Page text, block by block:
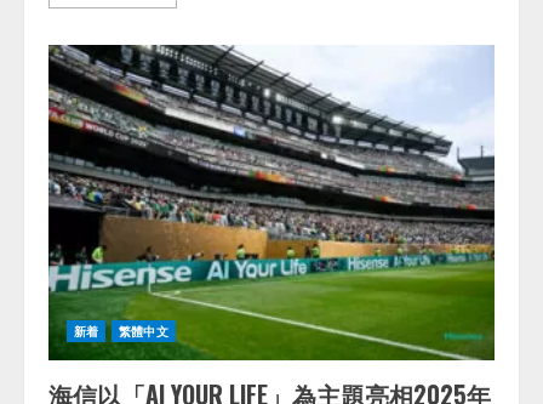
國
AI
技
術
產
業
化
先
行
者
雲
知
聲
成
功
登
陸
港
交
新着 繁體中文
海信以「AI YOUR LIFE」為主題亮相2025年